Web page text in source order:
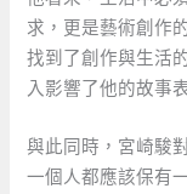
求，更是藝術創作
找到了創作與生活
入影響了他的故事
與此同時，宮崎駿
一個人都應該保有